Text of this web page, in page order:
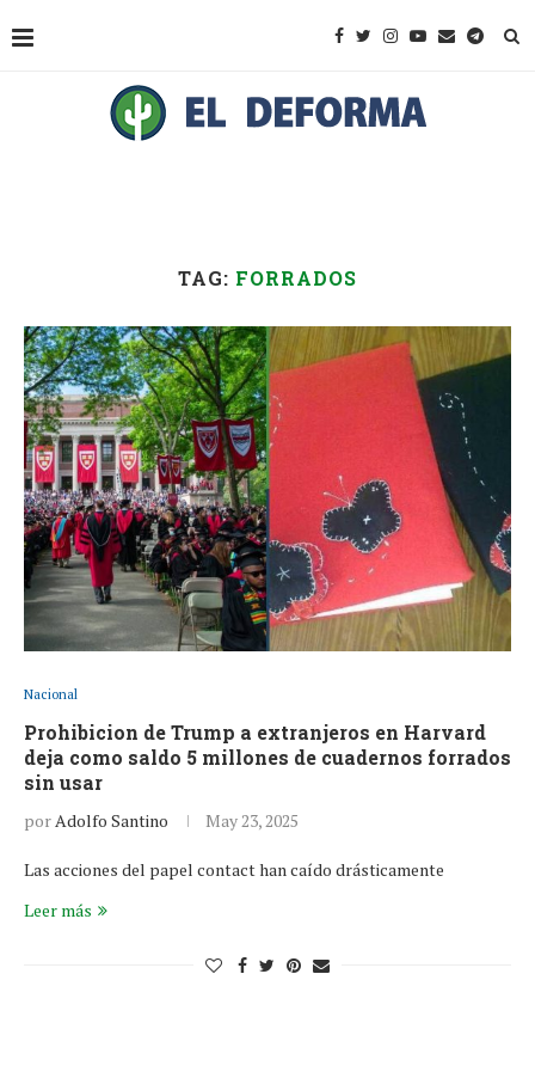
TAG: FORRADOS
Nacional
Prohibicion de Trump a extranjeros en Harvard
deja como saldo 5 millones de cuadernos forrados
sin usar
porAdolfo Santino May 23, 2025
Las acciones del papel contact han caído drásticamente
Leer más